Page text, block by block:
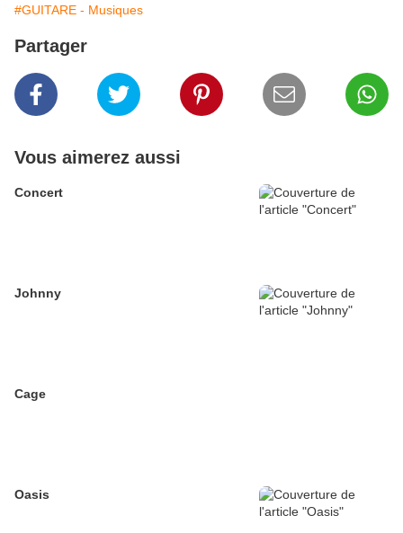
#GUITARE - Musiques
Partager
Vous aimerez aussi
Concert
Johnny
Cage
Oasis